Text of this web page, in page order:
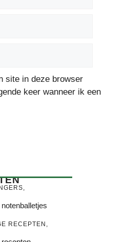
site in deze browser
keer wanneer ik een
RECEPTEN